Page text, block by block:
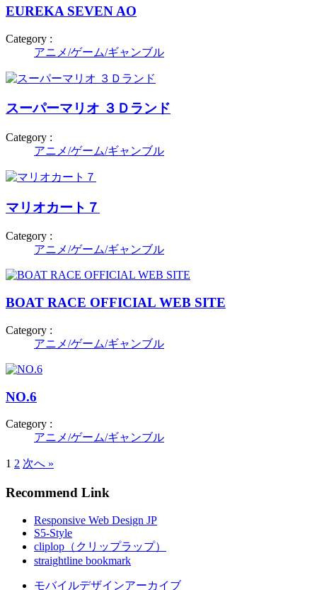
EUREKA SEVEN AO
Category :
アニメ/ゲーム/ギャンブル
スーパーマリオ ３Ｄランド
Category :
アニメ/ゲーム/ギャンブル
マリオカート７
Category :
アニメ/ゲーム/ギャンブル
BOAT RACE OFFICIAL WEB SITE
Category :
アニメ/ゲーム/ギャンブル
NO.6
Category :
アニメ/ゲーム/ギャンブル
1 2 次へ »
Recommend Link
Responsive Web Design JP
S5-Style
cliplop（クリップラップ）
straightline bookmark
モバイルデザインアーカイブ